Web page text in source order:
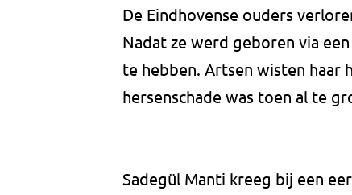
De Eindhovense ouders
Nadat ze werd geboren via
te hebben. Artsen wisten haar
hersenschade was toen al te
Sadegül Manti kreeg bij een